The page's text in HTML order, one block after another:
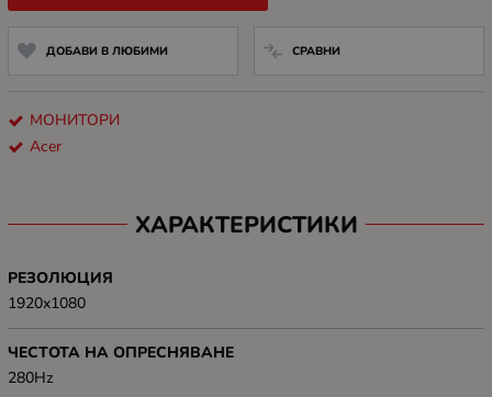
ДОБАВИ В ЛЮБИМИ СРАВНИ
МОНИТОРИ
Acer
ХАРАКТЕРИСТИКИ
РЕЗОЛЮЦИЯ
1920x1080
ЧЕСТОТА НА ОПРЕСНЯВАНЕ
280Hz